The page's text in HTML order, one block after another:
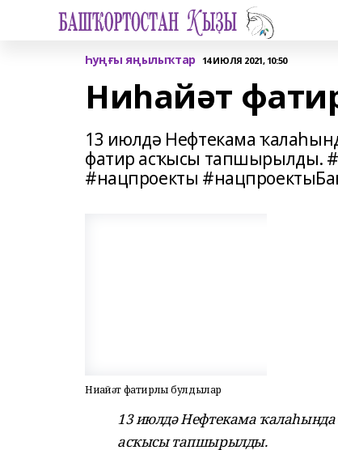
Һуңғы яңылыҡтар 14 ИЮЛЯ 2021, 10:50
Ниһайәт
13 июлдә Нефтекама
фатир асҡысы тапшырылды.
#нацпроекты
Ниһайәт фатирлы булдылар
13 июлдә Нефтекама
асҡысы тапшырылды.